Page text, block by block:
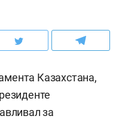
Казахстана,
за